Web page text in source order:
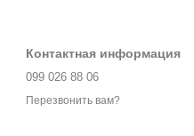
Контактная информация
099 026 88 06
Перезвонить вам?